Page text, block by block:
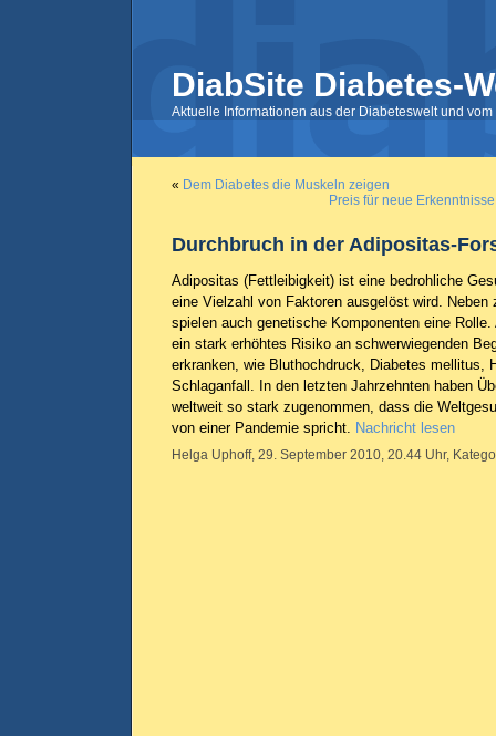
DiabSite Diabetes-
Aktuelle Informationen aus der Diabeteswelt und
« Dem Diabetes die Muskeln zeigen
Preis für neue
Durchbruch in der Adipositas-
Adipositas (Fettleibigkeit) ist eine bedrohliche
eine Vielzahl von Faktoren ausgelöst wird. Neben
spielen auch genetische Komponenten eine
ein stark erhöhtes Risiko an schwerwiegenden
erkranken, wie Bluthochdruck, Diabetes mellitus,
Schlaganfall. In den letzten Jahrzehnten haben
weltweit so stark zugenommen, dass die
von einer Pandemie spricht. Nachricht lesen
Helga Uphoff, 29. September 2010, 20.44 Uhr,